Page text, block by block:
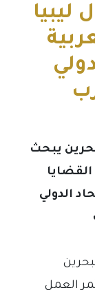
ليبيا
يبحث
القضايا
الدولي
الدورة (114) لمؤتمر العمل